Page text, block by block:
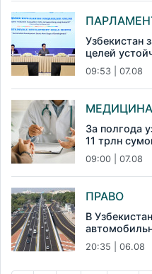
Узбекистан
целей
09:53 | 07.08
МЕДИЦИНА
За полгода
11 трлн
09:00 | 07.08
ПРАВО
В
20:35 | 06.08